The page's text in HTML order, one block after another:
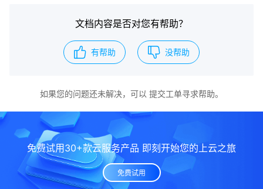
文档内容是否对您有帮助？
有帮助 没帮助
如果您的问题还未解决，可以 提交工单寻求帮助。
免费试用30+款云服务产品 即刻开始您的上云之旅
免费试用